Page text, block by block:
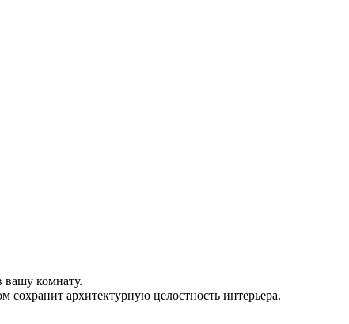
вашу комнату.
архитектурную целостность интерьера.